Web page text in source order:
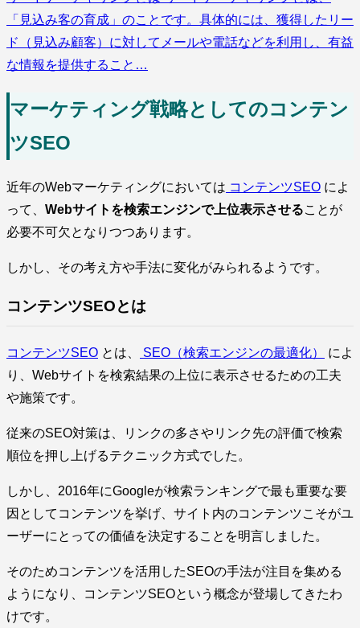
「見込み客の育成」のことです。具体的には、獲得したリー
ド（見込み顧客）に対してメールや電話などを利用し、有益
な情報を提供すること…
マーケティング戦略としてのコンテン
ツSEO
近年のWebマーケティングにおいては コンテンツSEO によ
って、 Webサイトを検索エンジンで上位表示させることが
必要不可欠となりつつあります。
しかし、その考え方や手法に変化がみられるようです。
コンテンツSEOとは
コンテンツSEO とは、 SEO（検索エンジンの最適化）
によ
り、Webサイトを検索結果の上位に表示させるための工夫
や施策です。
従来のSEO対策は、リンクの多さやリンク先の評価で検索
順位を押し上げるテクニック方式でした。
しかし、2016年にGoogleが検索ランキングで最も重要な要
因としてコンテンツを挙げ、サイト内のコンテンツこそがユ
ーザーにとっての価値を決定することを明言しました。
そのためコンテンツを活用したSEOの手法が注目を集める
ようになり、コンテンツSEOという概念が登場してきたわ
けです。